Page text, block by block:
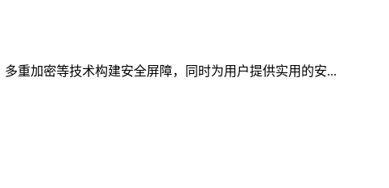
重加密等技术构建安全屏障，同时为用户提供实用的安...